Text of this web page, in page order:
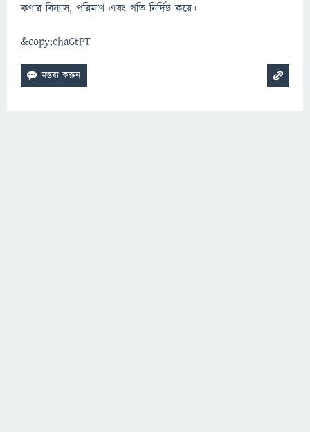
কণার বিন্যাস, পরিমাণ এবং গতি নির্দিষ্ট করে।
&copy;chaGtPT